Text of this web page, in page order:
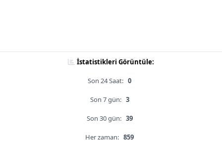
İstatistikleri Görüntüle:
Son 24 Saat: 0
Son 7 gün: 3
Son 30 gün: 39
Her zaman: 859